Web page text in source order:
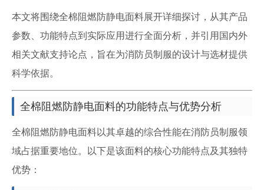
本文将围绕全棉阻燃防静电面料展开详细探讨，从其产品
参数、功能特点到实际应用进行全面分析，并引用国内外
相关文献支持论点，旨在为消防员制服的设计与选材提供
科学依据。
全棉阻燃防静电面料的功能特点与优势分析
全棉阻燃防静电面料以其卓越的综合性能在消防员制服领
域占据重要地位。以下是该面料的核心功能特点及其独特
优势：